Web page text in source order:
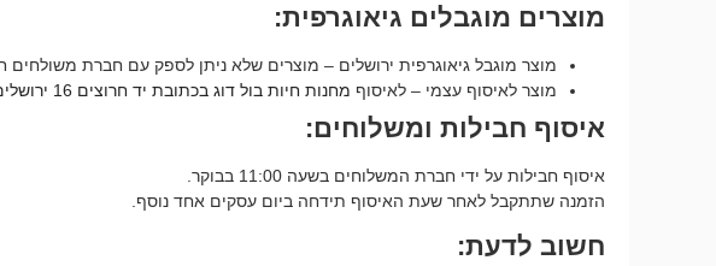
מוצרים מוגבלים גיאוגרפית:
מוצר מוגבל גיאוגרפית ירושלים – מוצרים שלא ניתן לספק עם חברת משולחים
מוצר לאיסוף עצמי – לאיסוף מחנות חיות בול דוג בכתובת יד חרוצים 16 ירושלים
איסוף חבילות ומשלוחים:
איסוף חבילות על ידי חברת המשלוחים בשעה 11:00 בבוקר.
הזמנה שתתקבל לאחר שעת האיסוף תידחה ביום עסקים אחד נוסף.
חשוב לדעת: